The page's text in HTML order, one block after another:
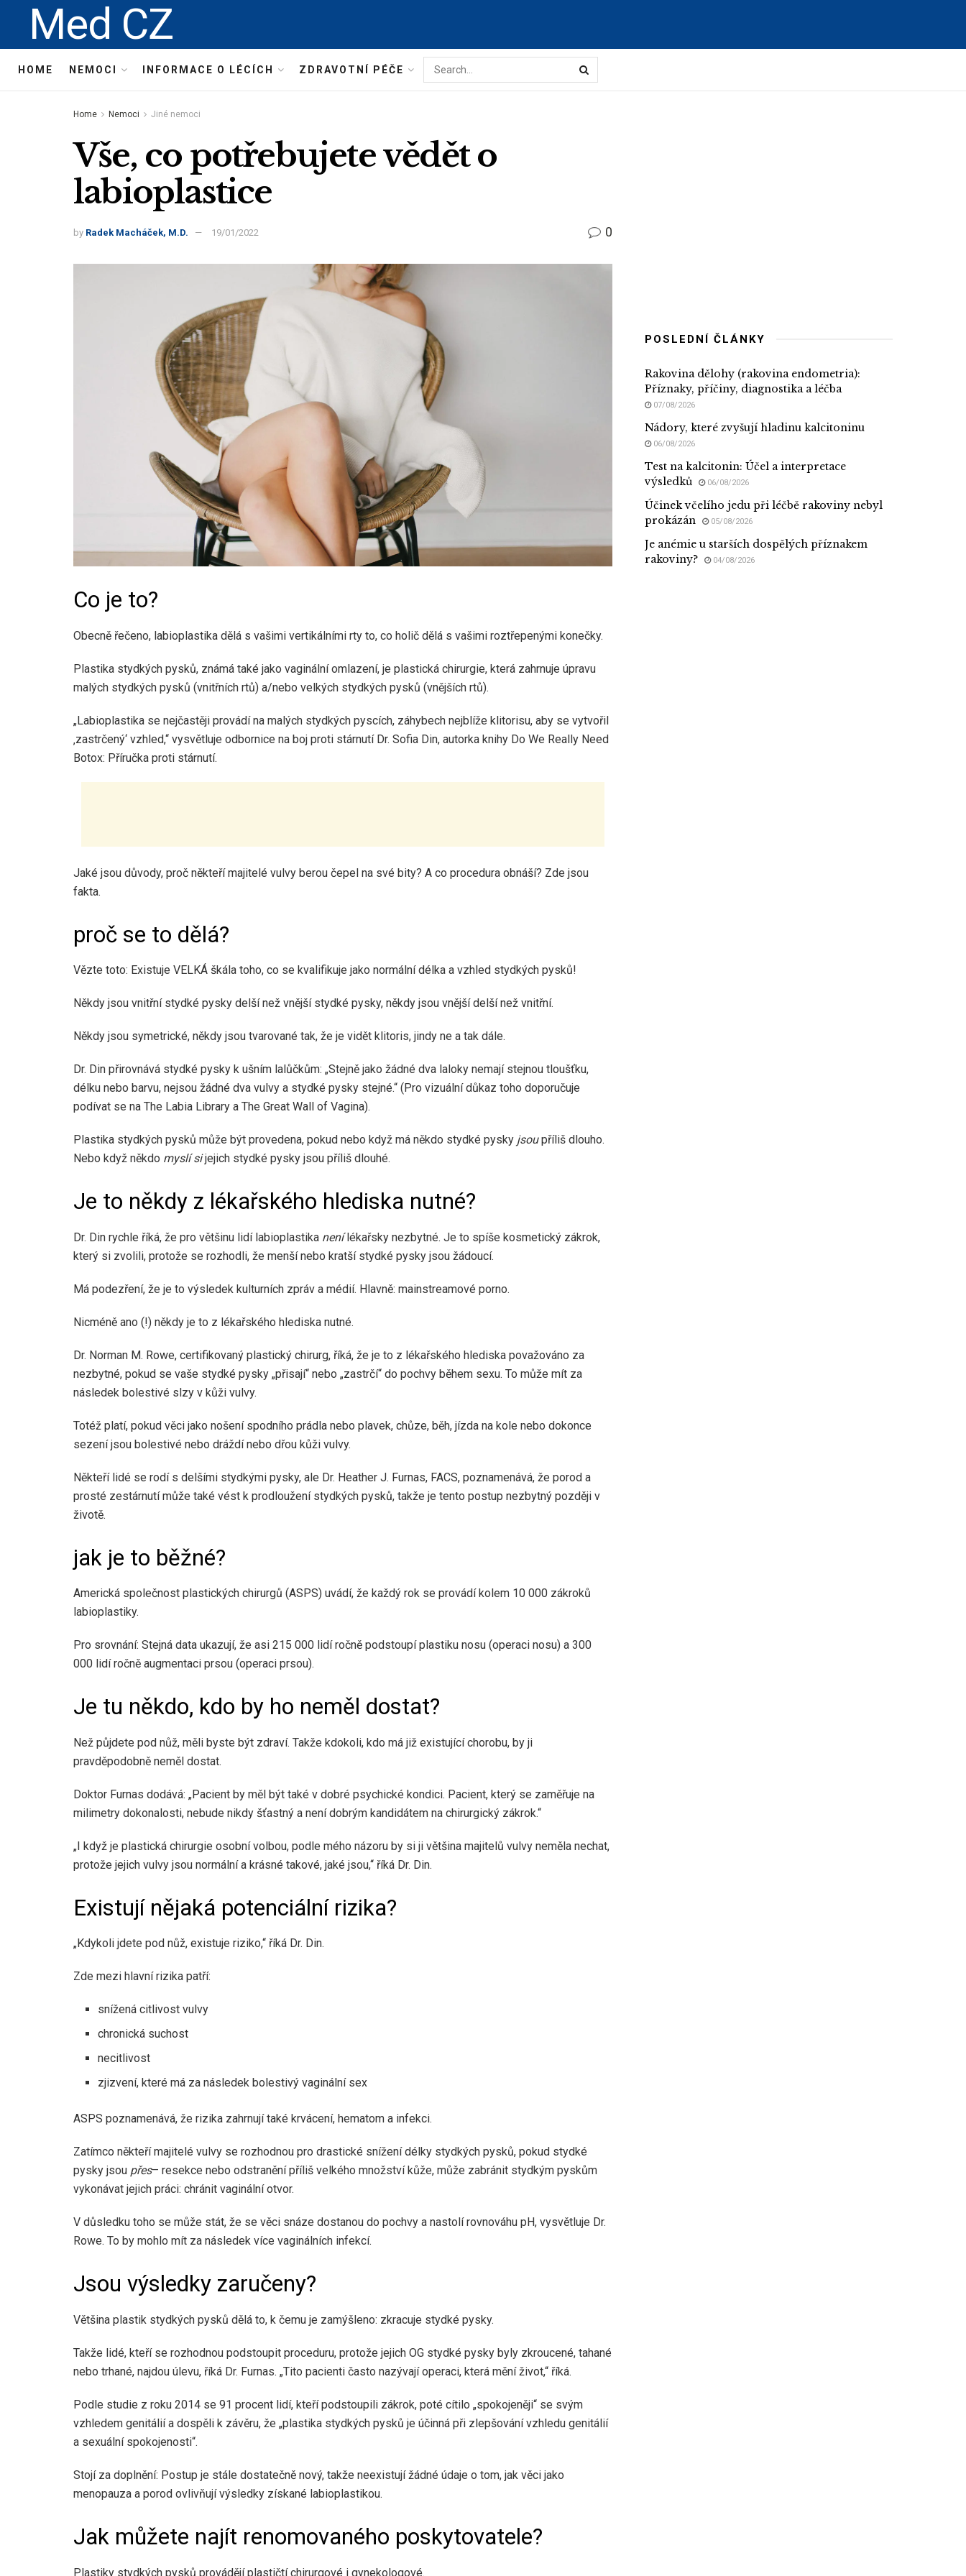
Med CZ
HOME NEMOCI INFORMACE O LÉCÍCH ZDRAVOTNÍ PÉČE
Home Nemoci Jiné nemoci
Vše, co potřebujete vědět o
labioplastice
by Radek Macháček, M.D. 19/01/2022 0
Co je to?
Obecně řečeno, labioplastika dělá s vašimi vertikálními rty to, co holič dělá s vašimi roztřepenými konečky.
Plastika stydkých pysků, známá také jako vaginální omlazení, je plastická chirurgie, která zahrnuje úpravu
malých stydkých pysků (vnitřních rtů) a/nebo velkých stydkých pysků (vnějších rtů).
„Labioplastika se nejčastěji provádí na malých stydkých pyscích, záhybech nejblíže klitorisu, aby se vytvořil
‚zastrčený‘ vzhled,“ vysvětluje odbornice na boj proti stárnutí Dr. Sofia Din, autorka knihy Do We Really Need
Botox: Příručka proti stárnutí.
Jaké jsou důvody, proč někteří majitelé vulvy berou čepel na své bity? A co procedura obnáší? Zde jsou
fakta.
proč se to dělá?
Vězte toto: Existuje VELKÁ škála toho, co se kvalifikuje jako normální délka a vzhled stydkých pysků!
Někdy jsou vnitřní stydké pysky delší než vnější stydké pysky, někdy jsou vnější delší než vnitřní.
Někdy jsou symetrické, někdy jsou tvarované tak, že je vidět klitoris, jindy ne a tak dále.
Dr. Din přirovnává stydké pysky k ušním lalůčkům: „Stejně jako žádné dva laloky nemají stejnou tloušťku,
délku nebo barvu, nejsou žádné dva vulvy a stydké pysky stejné.“ (Pro vizuální důkaz toho doporučuje
podívat se na The Labia Library a The Great Wall of Vagina).
Plastika stydkých pysků může být provedena, pokud nebo když má někdo stydké pysky jsoupříliš dlouho.
Nebo když někdo myslí sijejich stydké pysky jsou příliš dlouhé.
Je to někdy z lékařského hlediska nutné?
Dr. Din rychle říká, že pro většinu lidí labioplastika nenílékařsky nezbytné. Je to spíše kosmetický zákrok,
který si zvolili, protože se rozhodli, že menší nebo kratší stydké pysky jsou žádoucí.
Má podezření, že je to výsledek kulturních zpráv a médií. Hlavně: mainstreamové porno.
Nicméně ano (!) někdy je to z lékařského hlediska nutné.
Dr. Norman M. Rowe, certifikovaný plastický chirurg, říká, že je to z lékařského hlediska považováno za
nezbytné, pokud se vaše stydké pysky „přisají“ nebo „zastrčí“ do pochvy během sexu. To může mít za
následek bolestivé slzy v kůži vulvy.
Totéž platí, pokud věci jako nošení spodního prádla nebo plavek, chůze, běh, jízda na kole nebo dokonce
sezení jsou bolestivé nebo dráždí nebo dřou kůži vulvy.
Někteří lidé se rodí s delšími stydkými pysky, ale Dr. Heather J. Furnas, FACS, poznamenává, že porod a
prosté zestárnutí může také vést k prodloužení stydkých pysků, takže je tento postup nezbytný později v
životě.
jak je to běžné?
Americká společnost plastických chirurgů (ASPS) uvádí, že každý rok se provádí kolem 10 000 zákroků
labioplastiky.
Pro srovnání: Stejná data ukazují, že asi 215 000 lidí ročně podstoupí plastiku nosu (operaci nosu) a 300
000 lidí ročně augmentaci prsou (operaci prsou).
Je tu někdo, kdo by ho neměl dostat?
Než půjdete pod nůž, měli byste být zdraví. Takže kdokoli, kdo má již existující chorobu, by ji
pravděpodobně neměl dostat.
Doktor Furnas dodává: „Pacient by měl být také v dobré psychické kondici. Pacient, který se zaměřuje na
milimetry dokonalosti, nebude nikdy šťastný a není dobrým kandidátem na chirurgický zákrok.“
„I když je plastická chirurgie osobní volbou, podle mého názoru by si ji většina majitelů vulvy neměla nechat,
protože jejich vulvy jsou normální a krásné takové, jaké jsou,“ říká Dr. Din.
Existují nějaká potenciální rizika?
„Kdykoli jdete pod nůž, existuje riziko,“ říká Dr. Din.
Zde mezi hlavní rizika patří:
snížená citlivost vulvy
chronická suchost
necitlivost
zjizvení, které má za následek bolestivý vaginální sex
ASPS poznamenává, že rizika zahrnují také krvácení, hematom a infekci.
Zatímco někteří majitelé vulvy se rozhodnou pro drastické snížení délky stydkých pysků, pokud stydké
pysky jsou přes– resekce nebo odstranění příliš velkého množství kůže, může zabránit stydkým pyskům
vykonávat jejich práci: chránit vaginální otvor.
V důsledku toho se může stát, že se věci snáze dostanou do pochvy a nastolí rovnováhu pH, vysvětluje Dr.
Rowe. To by mohlo mít za následek více vaginálních infekcí.
Jsou výsledky zaručeny?
Většina plastik stydkých pysků dělá to, k čemu je zamýšleno: zkracuje stydké pysky.
Takže lidé, kteří se rozhodnou podstoupit proceduru, protože jejich OG stydké pysky byly zkroucené, tahané
nebo trhané, najdou úlevu, říká Dr. Furnas. „Tito pacienti často nazývají operaci, která mění život,“ říká.
Podle studie z roku 2014 se 91 procent lidí, kteří podstoupili zákrok, poté cítilo „spokojeněji“ se svým
vzhledem genitálií a dospěli k závěru, že „plastika stydkých pysků je účinná při zlepšování vzhledu genitálií
a sexuální spokojenosti“.
Stojí za doplnění: Postup je stále dostatečně nový, takže neexistují žádné údaje o tom, jak věci jako
menopauza a porod ovlivňují výsledky získané labioplastikou.
Jak můžete najít renomovaného poskytovatele?
Plastiky stydkých pysků provádějí plastičtí chirurgové i gynekologové.
POSLEDNÍ ČLÁNKY
Rakovina dělohy (rakovina endometria):
Příznaky, příčiny, diagnostika a léčba
07/08/2026
Nádory, které zvyšují hladinu kalcitoninu
06/08/2026
Test na kalcitonin: Účel a interpretace
výsledků
06/08/2026
Účinek včelího jedu při léčbě rakoviny nebyl
prokázán
05/08/2026
Je anémie u starších dospělých příznakem
rakoviny?
04/08/2026